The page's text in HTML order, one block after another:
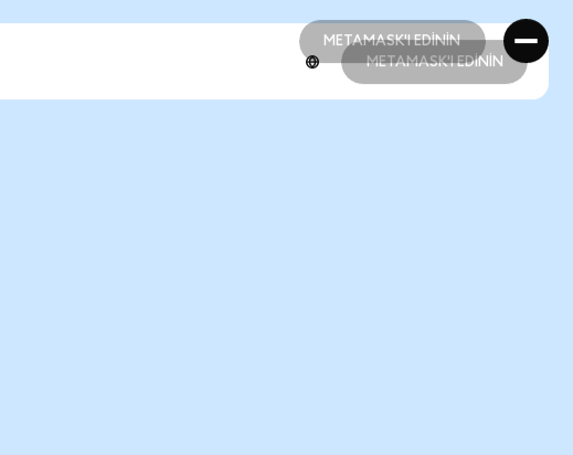
METAMASK'I EDİNİN
METAMASK'I EDİNİN
METAMASK'I EDİNİN